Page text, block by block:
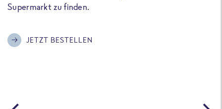
Supermarkt zu finden.
JETZT BESTELLEN